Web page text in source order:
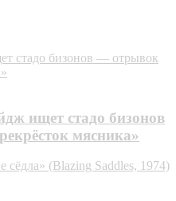
стадо бизонов — отрывок
ищет стадо бизонов
мясника»
(Blazing Saddles, 1974)